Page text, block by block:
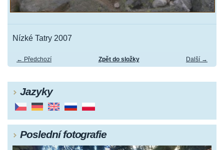
Nízké Tatry 2007
← Předchozí Další →
Zpět do složky
Jazyky
Poslední fotografie